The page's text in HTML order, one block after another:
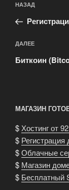
по
записям
Предыдущая
запись:
НАЗАД
Следующая
запись
ДАЛЕЕ
Биткоин
МАГАЗИН
$Хостинг от
$ Регистрация
$Облачные
$ Магазин
$ Бесплатный